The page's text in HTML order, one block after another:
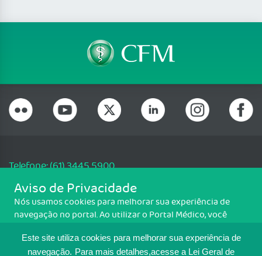
Este site utiliza cookies para melhorar sua experiência de
navegação. Para mais detalhes,acesse a Lei Geral de
Telefone: (61) 3445 5900
Email: cfm@portalmedico.org.br
SGAS 616, Conjunto D, Lote 115, L2 Sul, Brasília/DF - CEP: 70200-760 -
CNPJ: 33.583.550/0001-30
Aviso de Privacidade
Nós usamos cookies para melhorar sua experiência de
navegação no portal. Ao utilizar o Portal Médico, você
Para ter mais informações sobre como isso é feito, acesse